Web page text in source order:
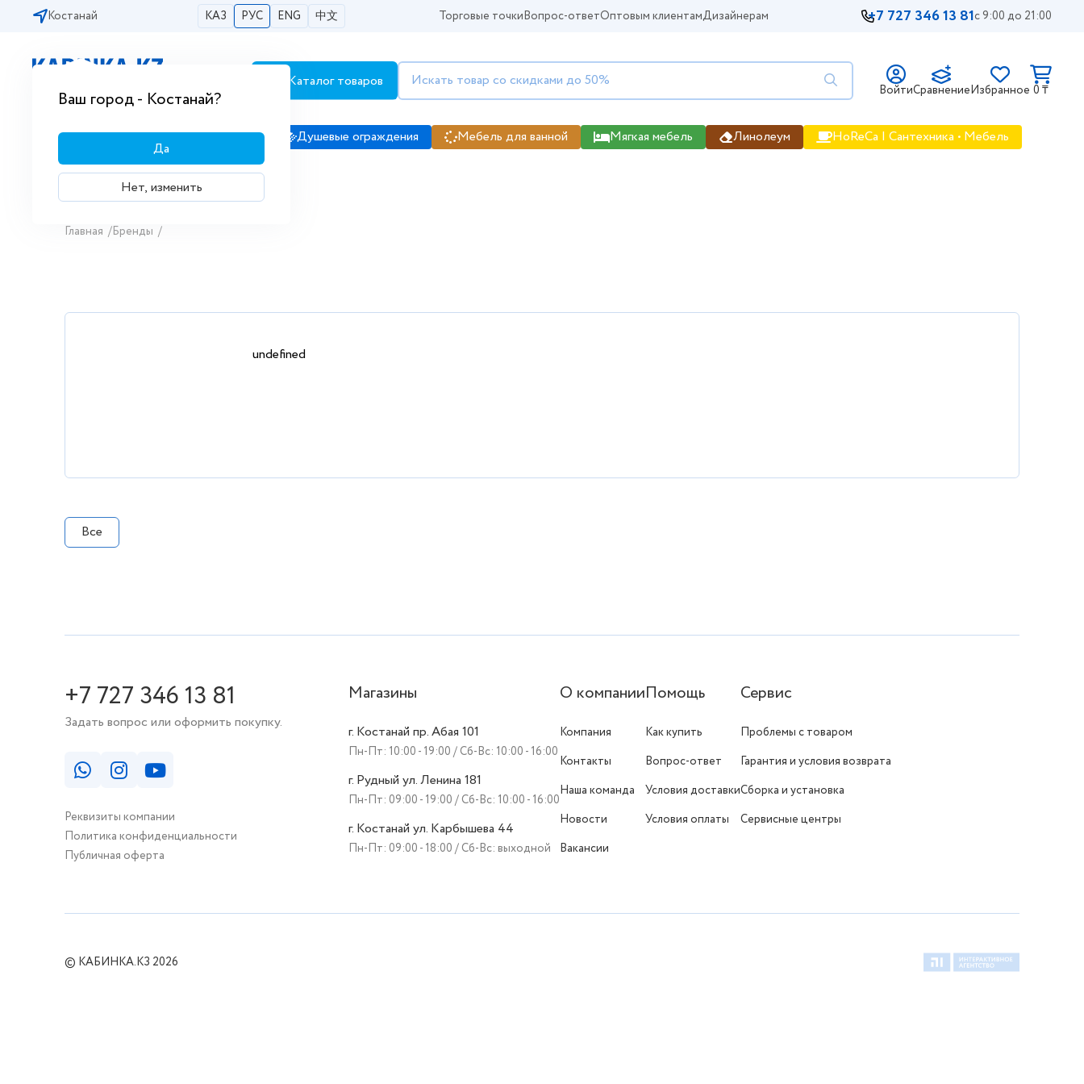
Костанай КАЗ РУС ENG 中文
Ваш город - Костанай?
Да
Нет, изменить
Торговые точкиВопрос-ответОптовым клиентамДизайнерам +7 727 346 13 81с 9:00 до 21:00
Бесплатная доставка по городам РК
Каталог товаров ВойтиСравнениеИзбранное 0 ₸
Сантехника Душевые кабины Душевые ограждения Мебель для ванной Мягкая мебель Линолеум HoReCa | Сантехника • Мебель
Главная /Бренды /
undefined
Все
+7 727 346 13 81
Задать вопрос или оформить покупку.
Реквизиты компании
Политика конфиденциальности
Публичная оферта
Магазины
г. Костанай пр. Абая 101
Пн-Пт: 10:00 - 19:00 / Сб-Вс: 10:00 - 16:00
г. Рудный ул. Ленина 181
Пн-Пт: 09:00 - 19:00 / Сб-Вс: 10:00 - 16:00
г. Костанай ул. Карбышева 44
Пн-Пт: 09:00 - 18:00 / Сб-Вс: выходной
О компании
Компания
Контакты
Наша команда
Новости
Вакансии
Помощь
Как купить
Вопрос-ответ
Условия доставки
Условия оплаты
Сервис
Проблемы с товаром
Гарантия и условия возврата
Сборка и установка
Сервисные центры
© КАБИНКА.КЗ 2026